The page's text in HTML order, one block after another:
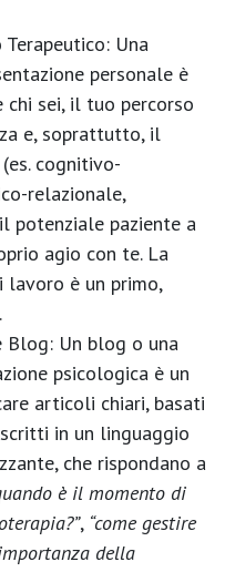
Terapeutico: Una
personale è
chi sei, il tuo percorso
e, soprattutto, il
(es. cognitivo-
relazionale,
potenziale paziente a
agio con te. La
lavoro è un primo,
Blog: Un blog o una
psicologica è un
articoli chiari, basati
in un linguaggio
che rispondano a
è il momento di
, “come gestire
della